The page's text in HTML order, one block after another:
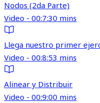
Nodos (2da Parte)
Video - 00:7:30 mins
Llega nuestro primer
Video - 00:8:53 mins
Alinear y Distribuir
Video - 00:9:00 mins